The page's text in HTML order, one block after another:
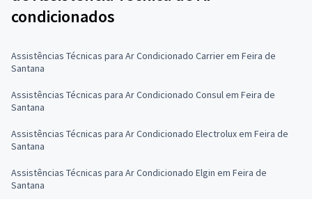
condicionados
Assistências Técnicas para Ar Condicionado Carrier em Feira de
Santana
Assistências Técnicas para Ar Condicionado Consul em Feira de
Santana
Assistências Técnicas para Ar Condicionado Electrolux em Feira de
Santana
Assistências Técnicas para Ar Condicionado Elgin em Feira de
Santana